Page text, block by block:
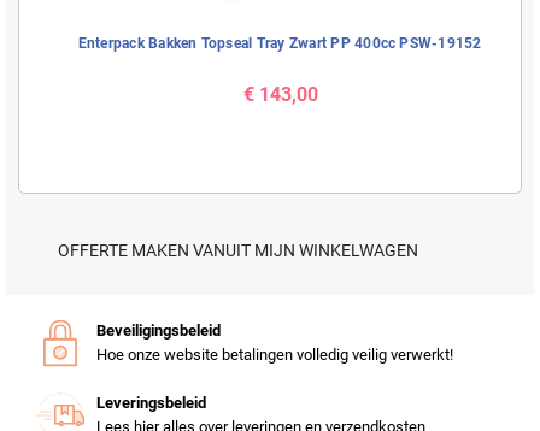
Enterpack Bakken Topseal Tray Zwart PP 400cc PSW-19152
€ 143,00
OFFERTE MAKEN VANUIT MIJN WINKELWAGEN
Beveiligingsbeleid
Hoe onze website betalingen volledig veilig verwerkt!
Leveringsbeleid
Lees hier alles over leveringen en verzendkosten